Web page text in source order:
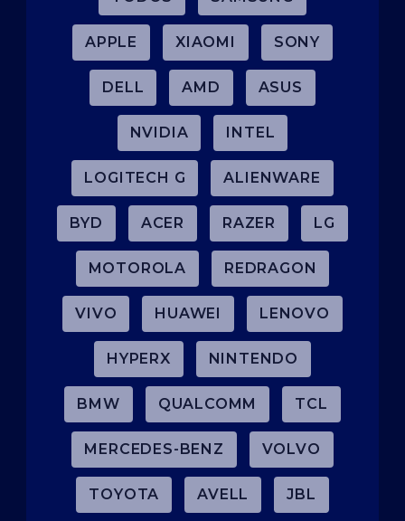
APPLE XIAOMI SONY
DELL AMD ASUS
NVIDIA INTEL
LOGITECH G ALIENWARE
BYD ACER RAZER LG
MOTOROLA REDRAGON
VIVO HUAWEI LENOVO
HYPERX NINTENDO
BMW QUALCOMM TCL
MERCEDES-BENZ VOLVO
TOYOTA AVELL JBL